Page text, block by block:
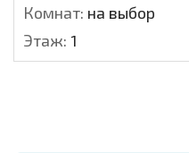
Комнат: на выбор
Этаж: 1